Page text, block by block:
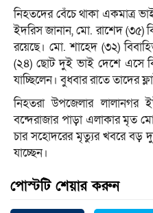
‎নিহতদের বেঁচে থাকা একমাত্র
ইদরিস জানান, মো. রাশেদ (৩৫)
রয়েছে। মো. শাহেদ (৩২)
(২৪) ছোট দুই ভাই দেশে এসে
যাচ্ছিলেন। বুধবার রাতে তাদের
নিহতরা ‎উপজেলার লালানগর
বন্দেরাজার পাড়া এলাকার মৃত
চার সহোদরের মৃত্যুর খবরে বড়
যাচ্ছেন।
পোস্টটি শেয়ার করুন